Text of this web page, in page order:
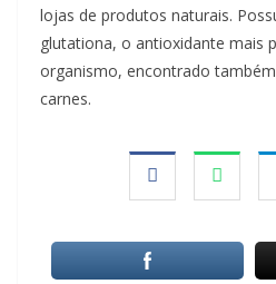
lojas de produtos naturais.
glutationa, o antioxidante mais
organismo, encontrado
carnes.